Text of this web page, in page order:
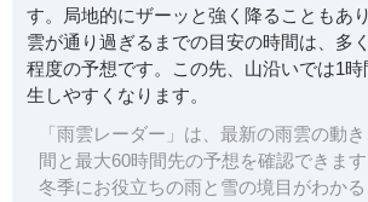
す。局地的にザーッと強く降ることもあ
雲が通り過ぎるまでの目安の時間は、多
程度の予想です。この先、山沿いでは1
生しやすくなります。
「雨雲レーダー」は、最新の雨雲の動
間と最大60時間先の予想を確認できます
冬季にお役立ちの雨と雪の境目がわか